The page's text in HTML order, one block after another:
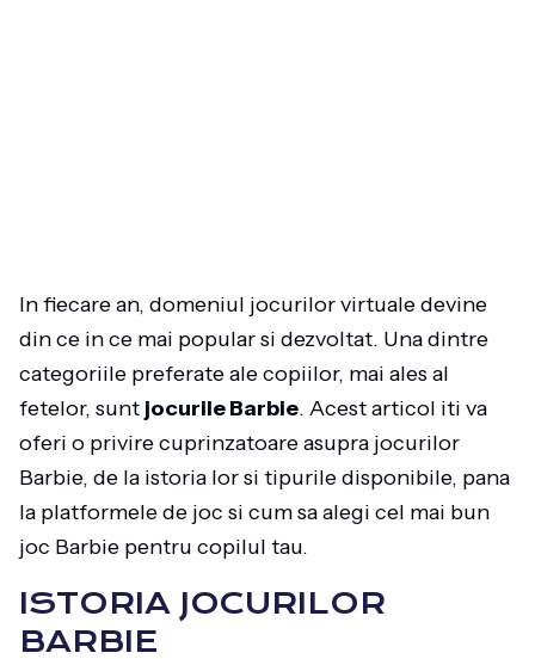
In fiecare an, domeniul jocurilor virtuale devine
din ce in ce mai popular si dezvoltat. Una dintre
categoriile preferate ale copiilor, mai ales al
fetelor, sunt jocurile Barbie. Acest articol iti va
oferi o privire cuprinzatoare asupra jocurilor
Barbie, de la istoria lor si tipurile disponibile, pana
la platformele de joc si cum sa alegi cel mai bun
joc Barbie pentru copilul tau.
ISTORIA JOCURILOR
BARBIE